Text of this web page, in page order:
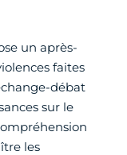
un après-
faites
débat
sur le
les